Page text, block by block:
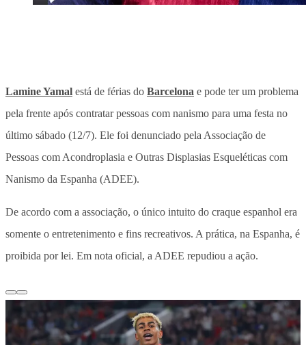
Lamine Yamal está de férias do Barcelona e pode ter um problema
pela frente após contratar pessoas com nanismo para uma festa no
último sábado (12/7). Ele foi denunciado pela Associação de
Pessoas com Acondroplasia e Outras Displasias Esqueléticas com
Nanismo da Espanha (ADEE).
De acordo com a associação, o único intuito do craque espanhol era
somente o entretenimento e fins recreativos. A prática, na Espanha, é
proibida por lei. Em nota oficial, a ADEE repudiou a ação.